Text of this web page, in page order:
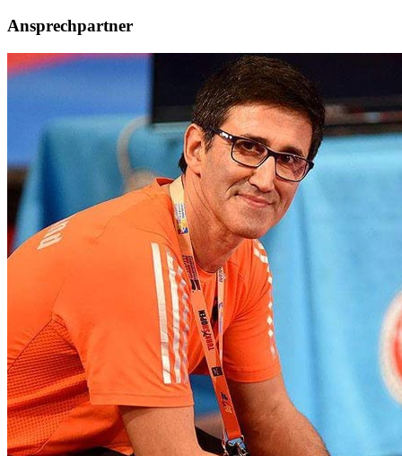
Ansprechpartner